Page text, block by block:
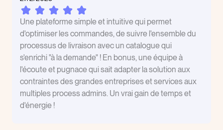
Une plateforme simple et intuitive qui permet
d'optimiser les commandes, de suivre l'ensemble du
processus de livraison avec un catalogue qui
s'enrichi "à la demande" ! En bonus, une équipe à
l'écoute et pugnace qui sait adapter la solution aux
contraintes des grandes entreprises et services aux
multiples process admins. Un vrai gain de temps et
d'énergie !